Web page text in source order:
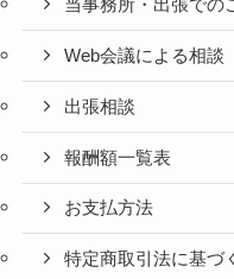
当事務所・出張での
Web会議による相談
出張相談
報酬額一覧表
お支払方法
特定商取引法に基づ